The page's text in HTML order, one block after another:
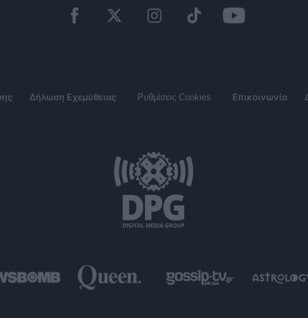
Δήλωση Εχεμύθειας Ρυθμίσεις Cookies Επικοινωνία